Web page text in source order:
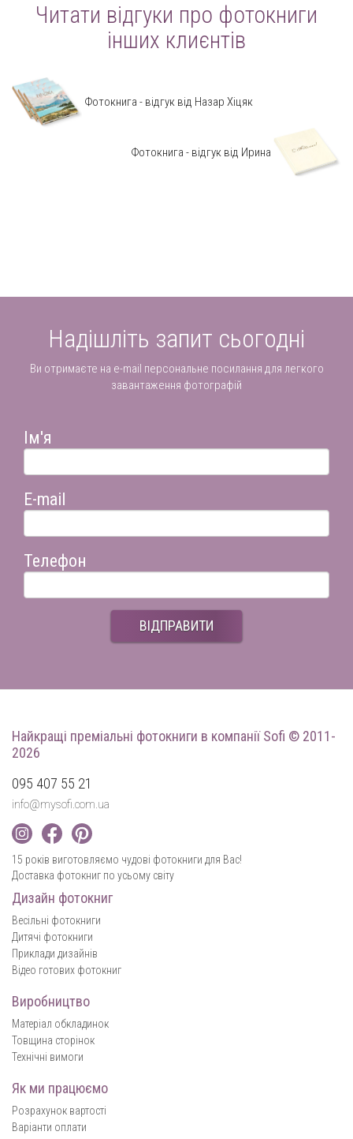
Читати відгуки про фотокниги
інших клиєнтів
Фотокнига - відгук від Назар Хіцяк
Фотокнига - відгук від Ирина
Надішліть запит сьогодні
Ви отримаєте на e-mail персональне посилання для легкого
завантаження фотографій
Ім'я
E-mail
Телефон
ВІДПРАВИТИ
Найкращі преміальні фотокниги в компанії Sofi © 2011-
2026
095 407 55 21
info@mysofi.com.ua
15 років виготовляємо чудові фотокниги для Вас!
Доставка фотокниг по усьому світу
Дизайн фотокниг
Весільні фотокниги
Дитячі фотокниги
Приклади дизайнів
Відео готових фотокниг
Виробництво
Матеріал обкладинок
Товщина сторінок
Технічні вимоги
Як ми працюємо
Розрахунок вартості
Варіанти оплати